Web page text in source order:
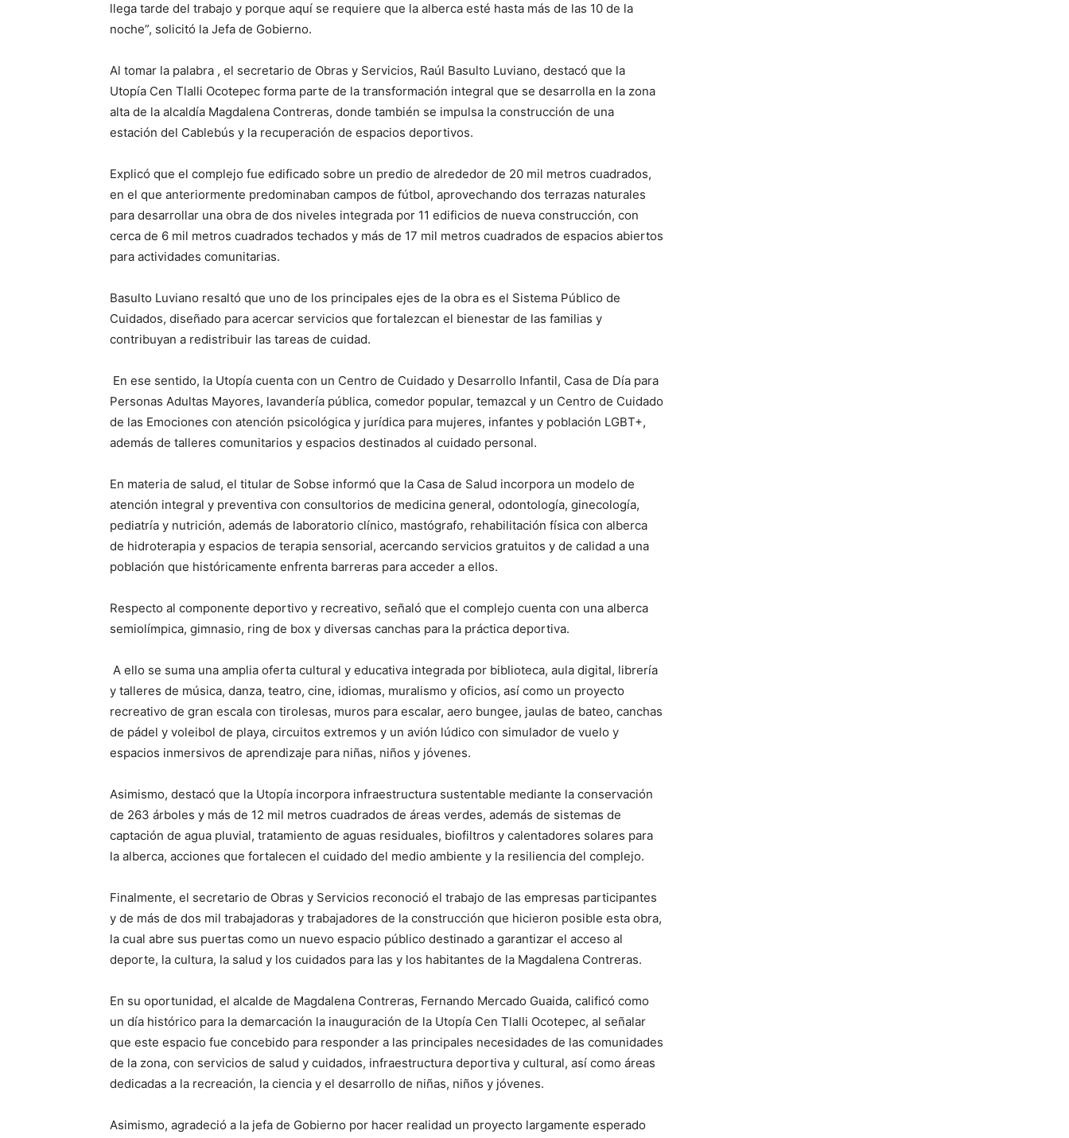
llega tarde del trabajo y porque aquí se requiere que la alberca esté hasta más de las 10 de la
noche”, solicitó la Jefa de Gobierno.
Al tomar la palabra , el secretario de Obras y Servicios, Raúl Basulto Luviano, destacó que la
Utopía Cen Tlalli Ocotepec forma parte de la transformación integral que se desarrolla en la zona
alta de la alcaldía Magdalena Contreras, donde también se impulsa la construcción de una
estación del Cablebús y la recuperación de espacios deportivos.
Explicó que el complejo fue edificado sobre un predio de alrededor de 20 mil metros cuadrados,
en el que anteriormente predominaban campos de fútbol, aprovechando dos terrazas naturales
para desarrollar una obra de dos niveles integrada por 11 edificios de nueva construcción, con
cerca de 6 mil metros cuadrados techados y más de 17 mil metros cuadrados de espacios abiertos
para actividades comunitarias.
Basulto Luviano resaltó que uno de los principales ejes de la obra es el Sistema Público de
Cuidados, diseñado para acercar servicios que fortalezcan el bienestar de las familias y
contribuyan a redistribuir las tareas de cuidad.
En ese sentido, la Utopía cuenta con un Centro de Cuidado y Desarrollo Infantil, Casa de Día para
Personas Adultas Mayores, lavandería pública, comedor popular, temazcal y un Centro de Cuidado
de las Emociones con atención psicológica y jurídica para mujeres, infantes y población LGBT+,
además de talleres comunitarios y espacios destinados al cuidado personal.
En materia de salud, el titular de Sobse informó que la Casa de Salud incorpora un modelo de
atención integral y preventiva con consultorios de medicina general, odontología, ginecología,
pediatría y nutrición, además de laboratorio clínico, mastógrafo, rehabilitación física con alberca
de hidroterapia y espacios de terapia sensorial, acercando servicios gratuitos y de calidad a una
población que históricamente enfrenta barreras para acceder a ellos.
Respecto al componente deportivo y recreativo, señaló que el complejo cuenta con una alberca
semiolímpica, gimnasio, ring de box y diversas canchas para la práctica deportiva.
A ello se suma una amplia oferta cultural y educativa integrada por biblioteca, aula digital, librería
y talleres de música, danza, teatro, cine, idiomas, muralismo y oficios, así como un proyecto
recreativo de gran escala con tirolesas, muros para escalar, aero bungee, jaulas de bateo, canchas
de pádel y voleibol de playa, circuitos extremos y un avión lúdico con simulador de vuelo y
espacios inmersivos de aprendizaje para niñas, niños y jóvenes.
Asimismo, destacó que la Utopía incorpora infraestructura sustentable mediante la conservación
de 263 árboles y más de 12 mil metros cuadrados de áreas verdes, además de sistemas de
captación de agua pluvial, tratamiento de aguas residuales, biofiltros y calentadores solares para
la alberca, acciones que fortalecen el cuidado del medio ambiente y la resiliencia del complejo.
Finalmente, el secretario de Obras y Servicios reconoció el trabajo de las empresas participantes
y de más de dos mil trabajadoras y trabajadores de la construcción que hicieron posible esta obra,
la cual abre sus puertas como un nuevo espacio público destinado a garantizar el acceso al
deporte, la cultura, la salud y los cuidados para las y los habitantes de la Magdalena Contreras.
En su oportunidad, el alcalde de Magdalena Contreras, Fernando Mercado Guaida, calificó como
un día histórico para la demarcación la inauguración de la Utopía Cen Tlalli Ocotepec, al señalar
que este espacio fue concebido para responder a las principales necesidades de las comunidades
de la zona, con servicios de salud y cuidados, infraestructura deportiva y cultural, así como áreas
dedicadas a la recreación, la ciencia y el desarrollo de niñas, niños y jóvenes.
Asimismo, agradeció a la jefa de Gobierno por hacer realidad un proyecto largamente esperado